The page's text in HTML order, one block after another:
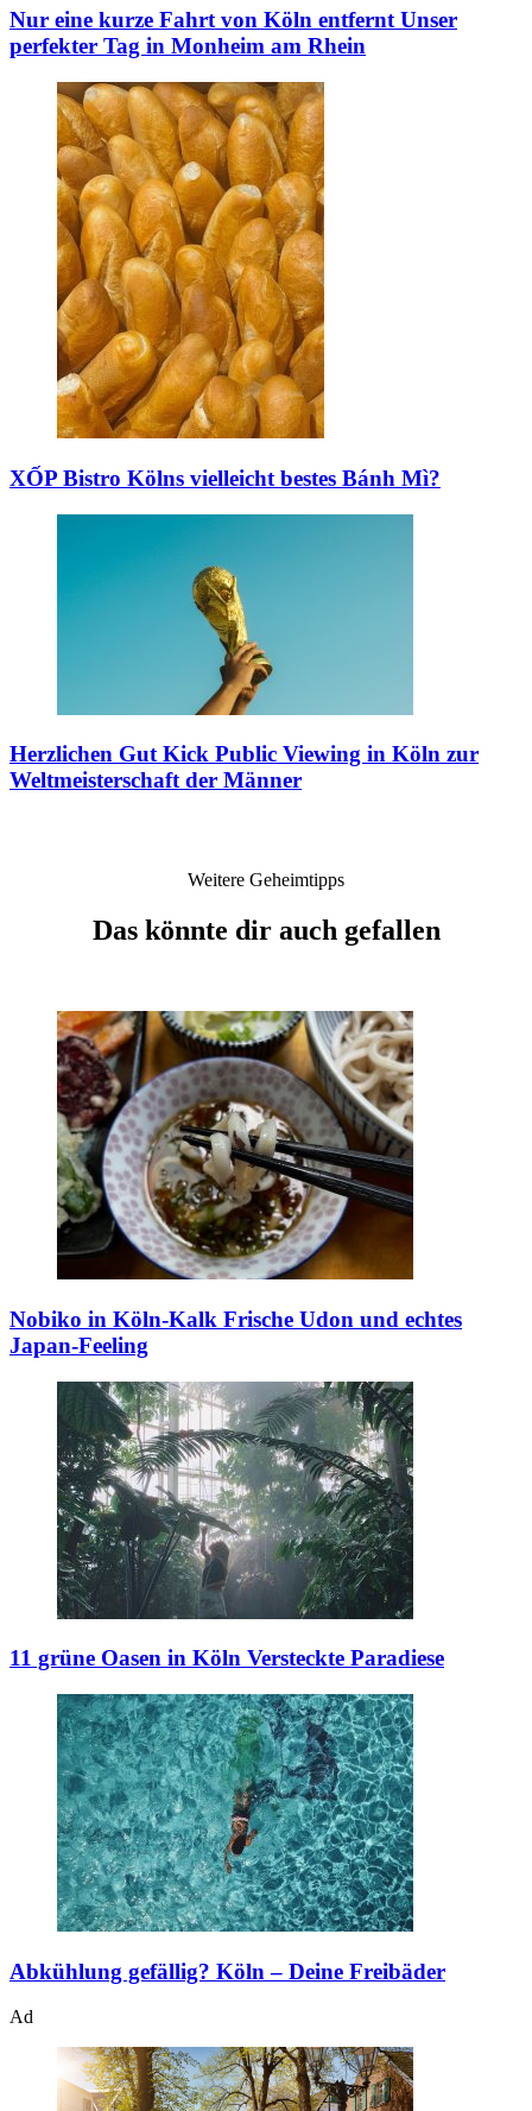
Nur eine kurze Fahrt von Köln entfernt Unser
perfekter Tag in Monheim am Rhein
XỐP Bistro Kölns vielleicht bestes Bánh Mì?
Herzlichen Gut Kick Public Viewing in Köln zur
Weltmeisterschaft der Männer
Weitere Geheimtipps
Das könnte dir auch gefallen
Nobiko in Köln-Kalk Frische Udon und echtes
Japan-Feeling
11 grüne Oasen in Köln Versteckte Paradiese
Abkühlung gefällig? Köln – Deine Freibäder
Ad